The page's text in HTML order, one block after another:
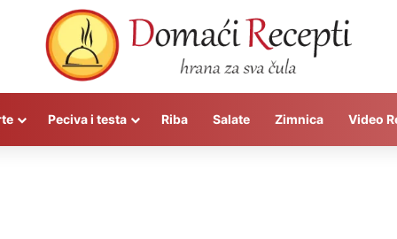
Peciva i testa Riba Salate Zimnica Video